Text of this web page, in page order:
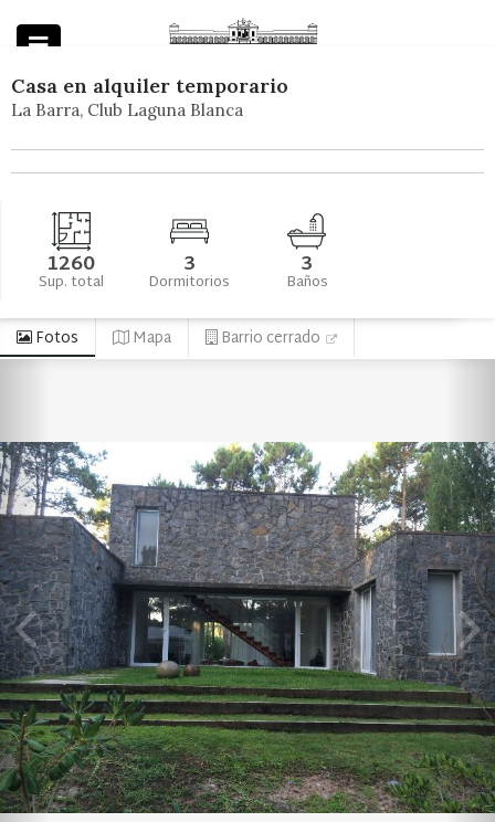
Casa en alquiler temporario
La Barra Club Laguna Blanca
1260
Sup. total 3
Dormitorios 3
Baños
Fotos Mapa Barrio cerrado